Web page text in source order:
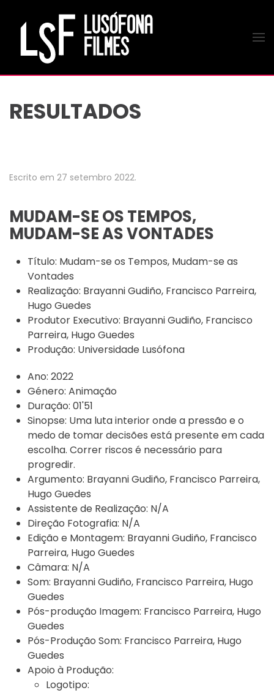
Saltar para o conteúdo principal
RESULTADOS
Escrito em 27 setembro 2022.
MUDAM-SE OS TEMPOS,
MUDAM-SE AS VONTADES
Título: Mudam-se os Tempos, Mudam-se as
Vontades
Realização: Brayanni Gudiño, Francisco Parreira,
Hugo Guedes
Produtor Executivo: Brayanni Gudiño, Francisco
Parreira, Hugo Guedes
Produção: Universidade Lusófona
Ano: 2022
Género: Animação
Duração: 01'51
Sinopse: Uma luta interior onde a pressão e o
medo de tomar decisões está presente em cada
escolha. Correr riscos é necessário para
progredir.
Argumento: Brayanni Gudiño, Francisco Parreira,
Hugo Guedes
Assistente de Realização: N/A
Direção Fotografia: N/A
Edição e Montagem: Brayanni Gudiño, Francisco
Parreira, Hugo Guedes
Câmara: N/A
Som: Brayanni Gudiño, Francisco Parreira, Hugo
Guedes
Pós-produção Imagem: Francisco Parreira, Hugo
Guedes
Pós-Produção Som: Francisco Parreira, Hugo
Guedes
Apoio à Produção:
Logotipo: